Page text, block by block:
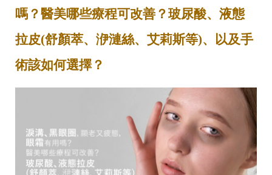
嗎？醫美哪些療程可改善？玻尿酸、液態
拉皮(舒顏萃、洢漣絲、艾莉斯等)、以及手
術該如何選擇？